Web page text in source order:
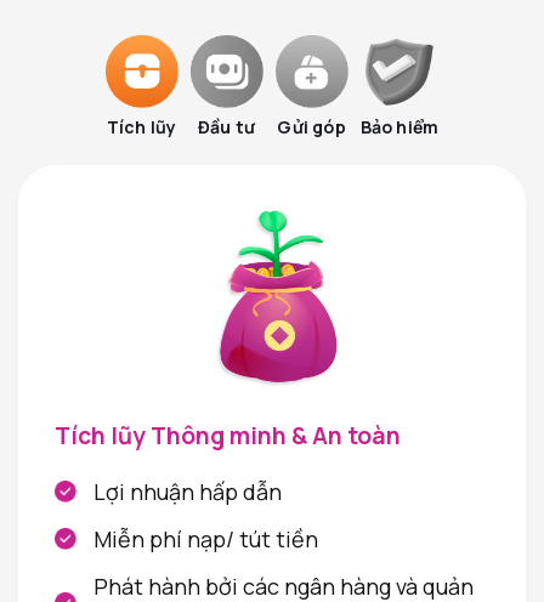
Tích lũy Đầu tư Gửi góp Bảo hiểm
Tích lũy Thông minh & An toàn
Lợi nhuận hấp dẫn
Miễn phí nạp/ tút tiền
Phát hành bởi các ngân hàng và quản